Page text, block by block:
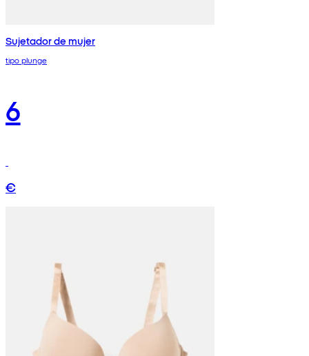
Sujetador de mujer
tipo plunge
6
€